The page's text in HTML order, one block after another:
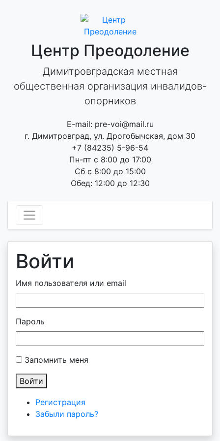
Центр Преодоление
Димитровградская местная
общественная организация инвалидов-
опорников
E-mail: pre-voi@mail.ru
г. Димитровград, ул. Дрогобычская, дом 30
+7 (84235) 5-96-54
Пн-пт с 8:00 до 17:00
Сб с 8:00 до 15:00
Обед: 12:00 до 12:30
Войти
Имя пользователя или email
Пароль
Запомнить меня
Войти
Регистрация
Забыли пароль?